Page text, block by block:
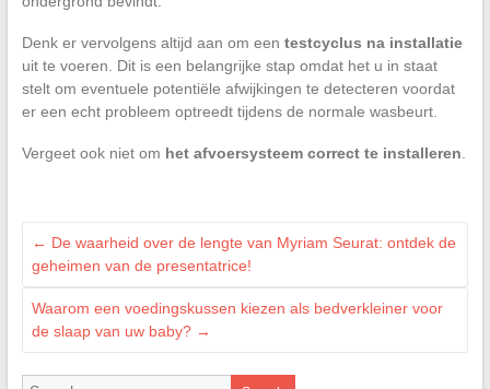
Denk er vervolgens altijd aan om een testcyclus na installatie
uit te voeren. Dit is een belangrijke stap omdat het u in staat
stelt om eventuele potentiële afwijkingen te detecteren voordat
er een echt probleem optreedt tijdens de normale wasbeurt.
Vergeet ook niet om het afvoersysteem correct te installeren
← De waarheid over de lengte van Myriam Seurat: ontdek de
geheimen van de presentatrice!
Waarom een voedingskussen kiezen als bedverkleiner voor
de slaap van uw baby? →